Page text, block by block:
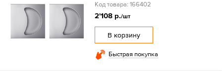
Код товара: 166402
2'108 р./шт
В корзину
Быстрая покупка